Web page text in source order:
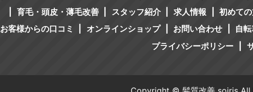
育毛・頭皮・薄毛改善
スタッフ紹介 求人情報 初めて
お客様からの口コミ
オンラインショップ お問い合わせ 自
プライバシーポリシー